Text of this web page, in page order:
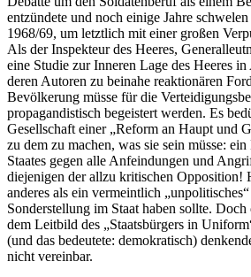
entzündete und noch einige Jahre
1968/69, um letztlich mit einer großen
Als der Inspekteur des Heeres,
eine Studie zur Inneren Lage des Heeres
deren Autoren zu beinahe reaktionären
Bevölkerung müsse für die
propagandistisch begeistert werden. Es
Gesellschaft einer „Reform an Haupt und
zu dem zu machen, was sie sein müsse:
Staates gegen alle Anfeindungen und
diejenigen der allzu kritischen Opposition!
anderes als ein vermeintlich
Sonderstellung im Staat haben sollte.
dem Leitbild des „Staatsbürgers in
(und das bedeutete: demokratisch)
nicht vereinbar.